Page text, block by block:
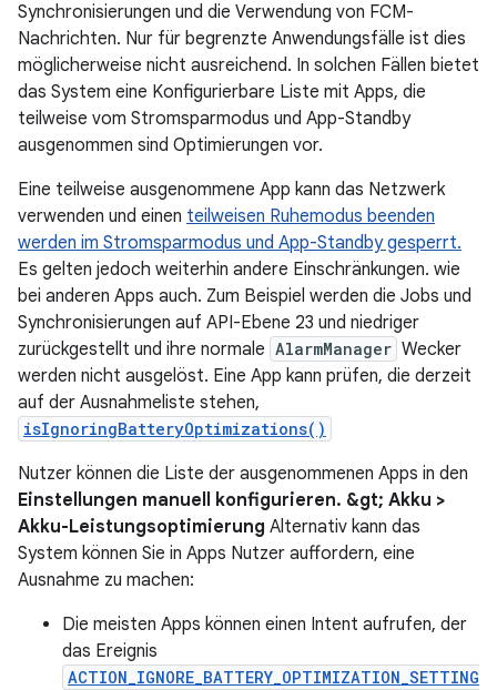
Synchronisierungen und die Verwendung von FCM-
Nachrichten. Nur für begrenzte Anwendungsfälle ist dies
möglicherweise nicht ausreichend. In solchen Fällen bietet
das System eine Konfigurierbare Liste mit Apps, die
teilweise vom Stromsparmodus und App-Standby
ausgenommen sind Optimierungen vor.
Eine teilweise ausgenommene App kann das Netzwerk
verwenden und einen teilweisen Ruhemodus beenden
werden im Stromsparmodus und App-Standby gesperrt.
Es gelten jedoch weiterhin andere Einschränkungen. wie
bei anderen Apps auch. Zum Beispiel werden die Jobs und
Synchronisierungen auf API-Ebene 23 und niedriger
zurückgestellt und ihre normale AlarmManager Wecker
werden nicht ausgelöst. Eine App kann prüfen, die derzeit
auf der Ausnahmeliste stehen,
isIgnoringBatteryOptimizations()
Nutzer können die Liste der ausgenommenen Apps in den
Einstellungen manuell konfigurieren. &gt; Akku >
Akku-Leistungsoptimierung Alternativ kann das
System können Sie in Apps Nutzer auffordern, eine
Ausnahme zu machen:
Die meisten Apps können einen Intent aufrufen, der
das Ereignis
ACTION_IGNORE_BATTERY_OPTIMIZATION_SETTING